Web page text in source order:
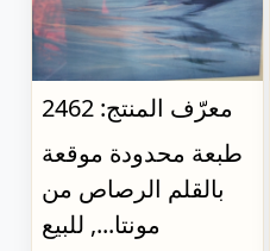
معرّف المنتج: 2462
طبعة محدودة موقعة
بالقلم الرصاص من
مونتا..., للبيع